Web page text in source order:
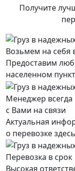
Получите
Возьмем на себя
Предоставим
населенном
Менеджер всегда
с Вами на связи
Актуальная
о перевозке
Перевозка в срок
Высокая